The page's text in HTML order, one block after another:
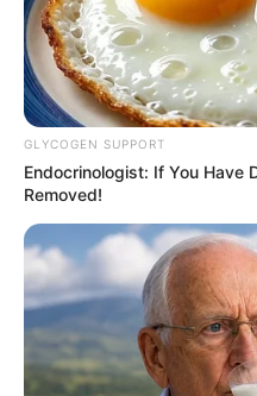
Tampil Lebih
Hasil Renovasi
90 Tahun
GLYCOGEN SUPPORT
Endocrinologist: If You Have
Removed!